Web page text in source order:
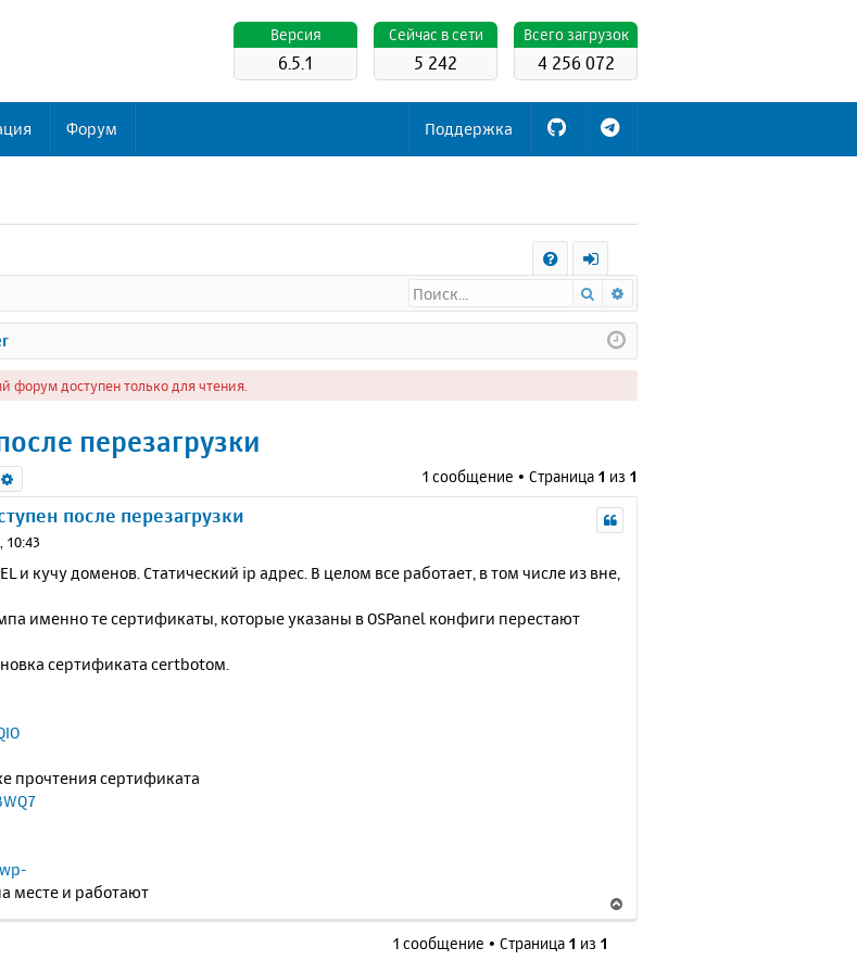
Всего загрузок
4 256 072
Cейчас в сети
5 242
Версия
6.5.1
Форум Поддержка
Q
х
о
д
Поиск
форум доступен только для чтения.
перезагрузки
1 сообщение • Страница 1 из 1
после перезагрузки
10:43
и кучу доменов. Статический ip адрес. В целом все работает, в том числе из вне,
именно те сертификаты, которые указаны в OSPanel конфиги перестают
сертификата certbotом.
прочтения сертификата
месте и работают
е
1 сообщение • Страница 1 из 1